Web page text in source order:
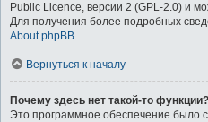
Public Licence, версии 2 (GPL-2.0) и
Для получения более подробных
About phpBB.
Вернуться к началу
Почему здесь нет такой-то функции?
Это программное обеспечение было